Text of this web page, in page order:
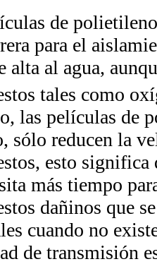
de
para el
alta al agua,
tales como
las películas de
sólo reducen la
esto
más tiempo
dañinos que
cuando no
de transmisión